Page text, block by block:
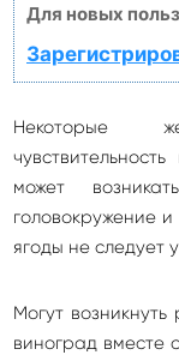
Для новых
Некоторые
может
головокружение
ягоды не следует
Могут
виноград вместе